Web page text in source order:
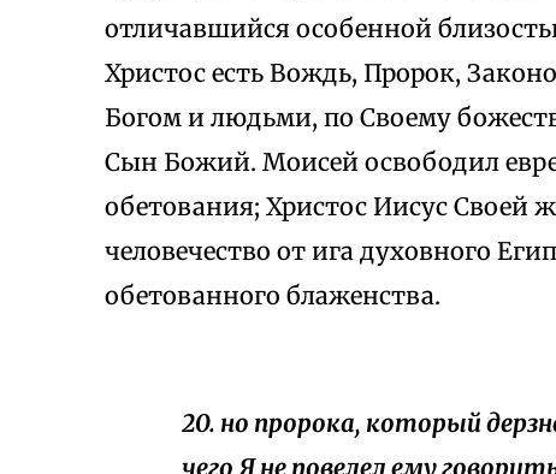
отличавшийся особенной
Христос есть Вождь, Пророк,
Богом и людьми, по Своему
Сын Божий. Моисей освободил
обетования; Христос Иисус Своей
человечество от ига духовного
обетованного блаженства.
20. но пророка, который
чего Я не повелел ему